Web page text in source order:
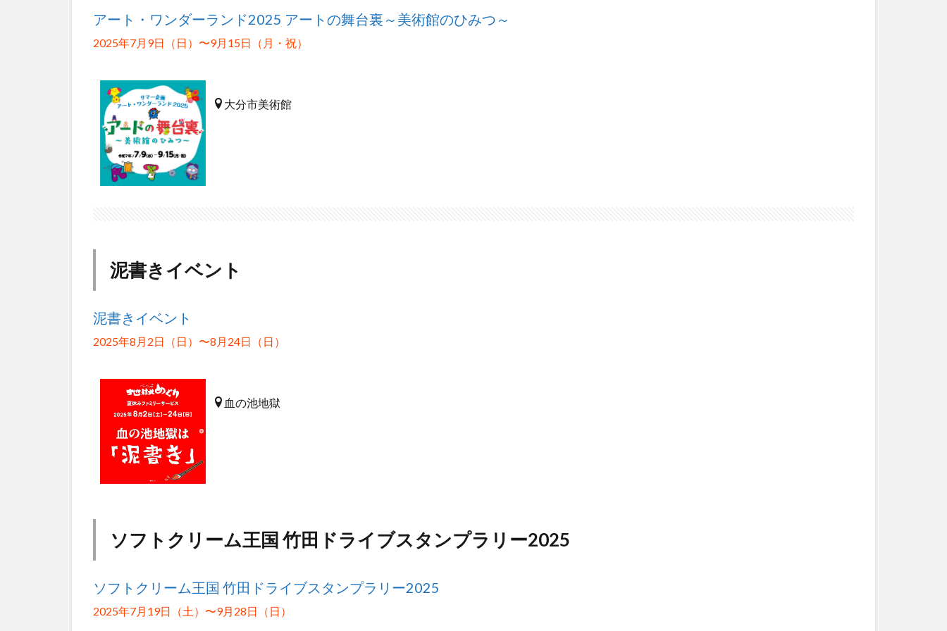
アート・ワンダーランド2025 アートの舞台裏～美術館のひみつ～
2025年7月9日（日）〜9月15日（月・祝）
大分市美術館
泥書きイベント
泥書きイベント
2025年8月2日（日）〜8月24日（日）
血の池地獄
ソフトクリーム王国 竹田ドライブスタンプラリー2025
ソフトクリーム王国 竹田ドライブスタンプラリー2025
2025年7月19日（土）〜9月28日（日）